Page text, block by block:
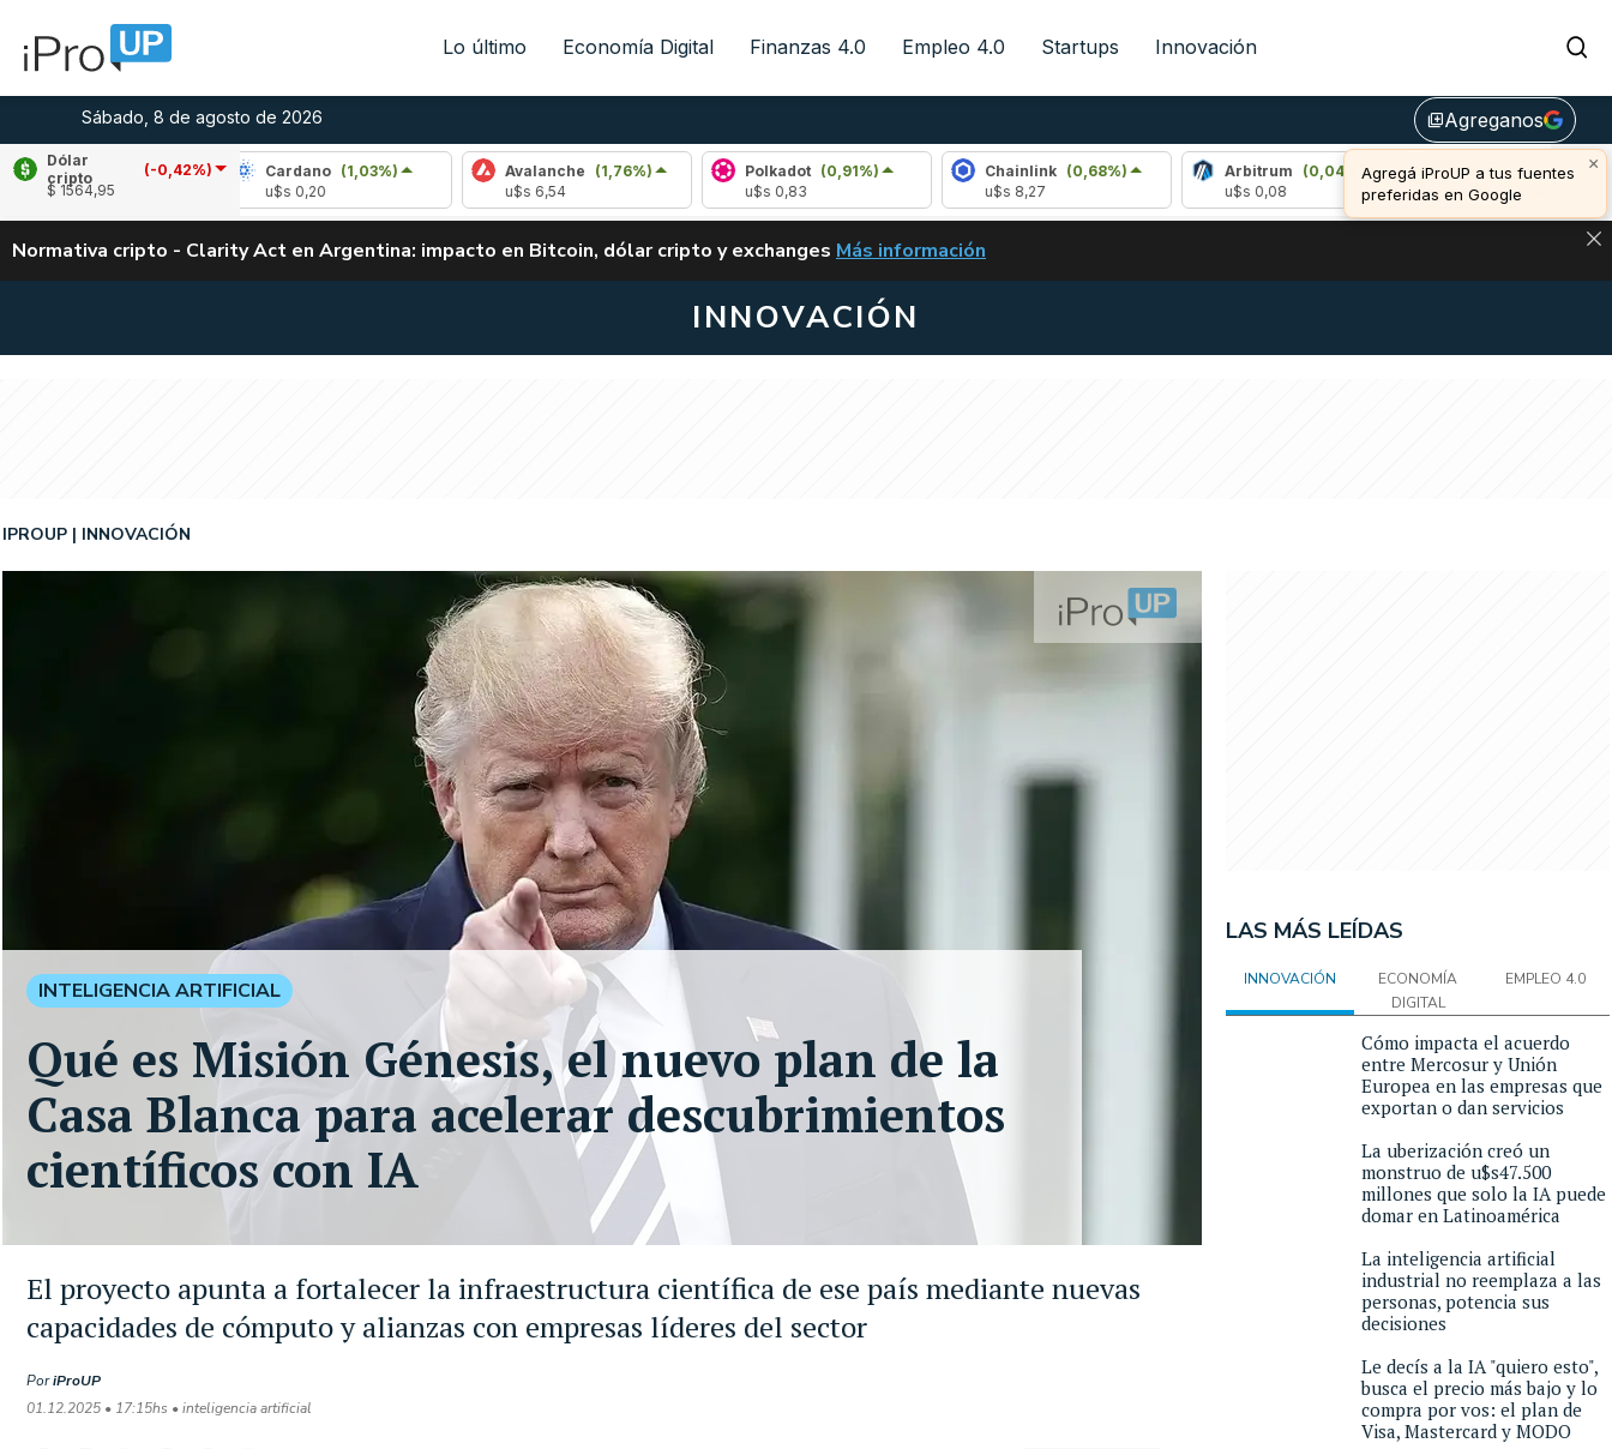
Lo último Economía Digital Finanzas 4.0 Empleo 4.0 Startups Innovación
Sábado, 8 de agosto de 2026 library_addAgreganos
×
Agregá iProUP a tus fuentes
preferidas en Google
Dólar
cripto
(-0,42%)
$ 1564,95
(1,93%)
Cardano (1,03%)
Avalanche (1,76%)
Polkadot (0,91%)
Chainlink
(0,68%)
Arbitrum (0,04%)
Bitcoin
(1,23%)
u$s 65.009,00
Normativa cripto - Clarity Act en Argentina: impacto en Bitcoin, dólar cripto y exchanges CLARITY ACT EN ARGENTINA: IMPACTO EN BITCOIN, DÓLAR CRIPTO Y EXCHANGES
Más información
INNOVACIÓN
El proyecto apunta a fortalecer la infraestructura científica de ese país mediante nuevas
capacidades de cómputo y alianzas con empresas líderes del sector
IPROUP INNOVACIÓN
PoriProUP
01.12.2025 • 17:15hs • inteligencia artificial
INTELIGENCIA ARTIFICIAL
Qué es Misión Génesis, el nuevo plan de la
Casa Blanca para acelerar descubrimientos
científicos con IA
LAS MÁS LEÍDAS
INNOVACIÓN
ECONOMÍA
DIGITAL
EMPLEO 4.0
Cómo impacta el acuerdo
entre Mercosur y Unión
Europea en las empresas que
exportan o dan servicios
La uberización creó un
monstruo de u$s47.500
millones que solo la IA puede
domar en Latinoamérica
La inteligencia artificial
industrial no reemplaza a las
personas, potencia sus
decisiones
Le decís a la IA "quiero esto",
busca el precio más bajo y lo
compra por vos: el plan de
Visa, Mastercard y MODO